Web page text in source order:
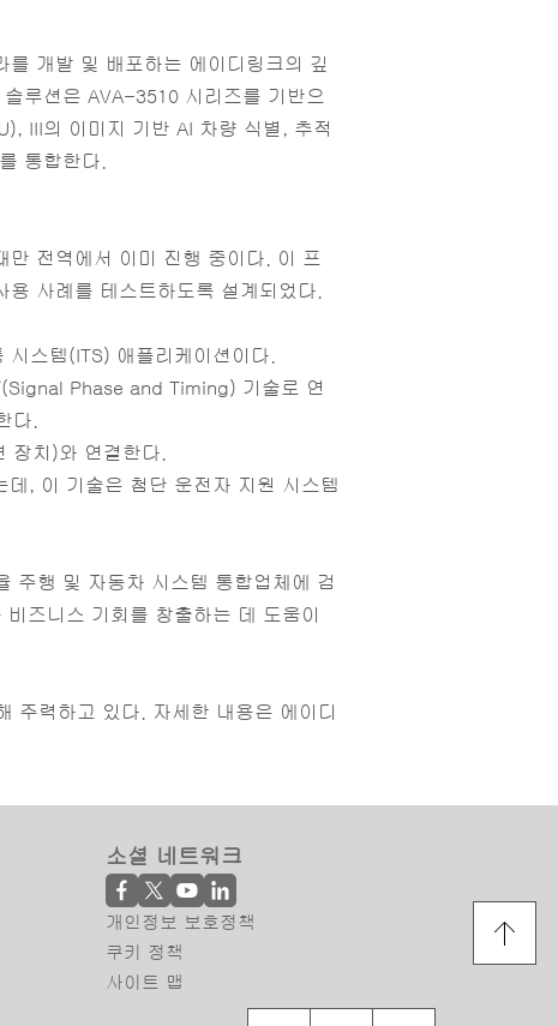
개발 및 배포하는 에이디링크의 깊
루션은 AVA-3510 시리즈를 기반으
III의 이미지 기반 AI 차량 식별, 추적
통합한다.
전역에서 이미 진행 중이다. 이 프
사례를 테스트하도록 설계되었다.
스템(ITS) 애플리케이션이다.
Phase and Timing) 기술로 연
다.
장치)와 연결한다.
, 이 기술은 첨단 운전자 지원 시스템
주행 및 자동차 시스템 통합업체에 검
즈니스 기회를 창출하는 데 도움이
주력하고 있다. 자세한 내용은 에이디
소셜 네트워크
개인정보 보호정책
쿠키 정책
사이트 맵